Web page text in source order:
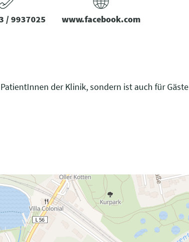
/ 9937025 www.facebook.com
der Klinik, sondern ist auch für Gäste